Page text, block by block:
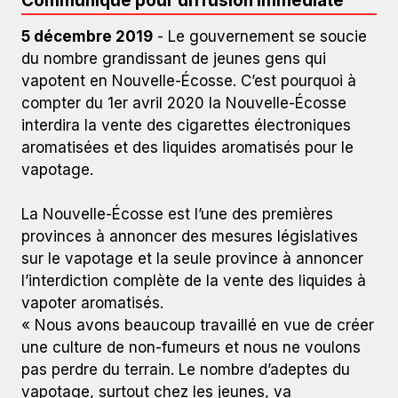
5 décembre 2019 - Le gouvernement se soucie
du nombre grandissant de jeunes gens qui
vapotent en Nouvelle-Écosse. C’est pourquoi à
compter du 1er avril 2020 la Nouvelle-Écosse
interdira la vente des cigarettes électroniques
aromatisées et des liquides aromatisés pour le
vapotage.
La Nouvelle-Écosse est l’une des premières
provinces à annoncer des mesures législatives
sur le vapotage et la seule province à annoncer
l’interdiction complète de la vente des liquides à
vapoter aromatisés.
« Nous avons beaucoup travaillé en vue de créer
une culture de non-fumeurs et nous ne voulons
pas perdre du terrain. Le nombre d’adeptes du
vapotage, surtout chez les jeunes, va